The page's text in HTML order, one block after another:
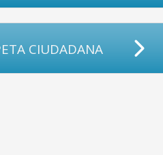
CIUDADANA